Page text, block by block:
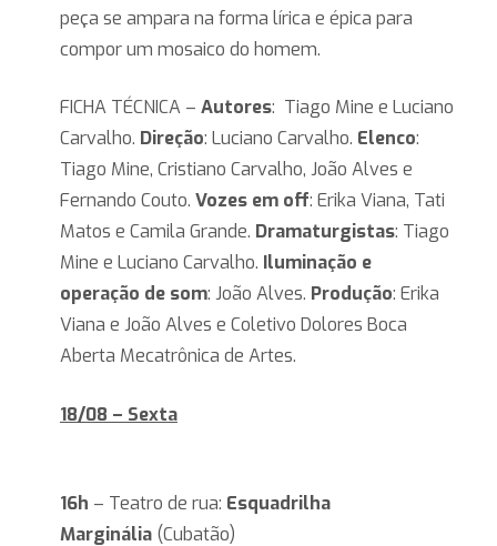
peça se ampara na forma lírica e épica para
compor um mosaico do homem.
FICHA TÉCNICA – Autores: Tiago Mine e Luciano
Carvalho. Direção: Luciano Carvalho. Elenco:
Tiago Mine, Cristiano Carvalho, João Alves e
Fernando Couto. Vozes em off: Erika Viana, Tati
Matos e Camila Grande. Dramaturgistas: Tiago
Mine e Luciano Carvalho. Iluminação e
operação de som: João Alves. Produção: Erika
Viana e João Alves e Coletivo Dolores Boca
Aberta Mecatrônica de Artes.
18/08 – Sexta
16h – Teatro de rua: Esquadrilha
Marginália (Cubatão)